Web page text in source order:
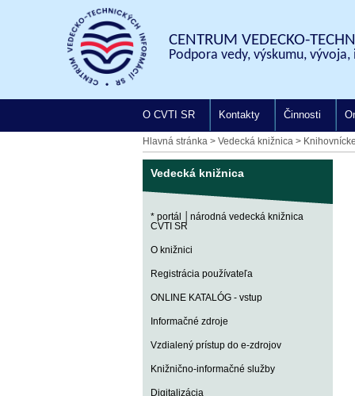
CENTRUM VEDECKO-
Podpora vedy, výskumu,
O CVTI SR Kontakty Činnosti
Hlavná stránka > Vedecká knižnica >
Vedecká knižnica
* portál │národná vedecká knižnica
CVTI SR
O knižnici
Registrácia používateľa
ONLINE KATALÓG - vstup
Informačné zdroje
Vzdialený prístup do e-zdrojov
Knižnično-informačné služby
Digitalizácia